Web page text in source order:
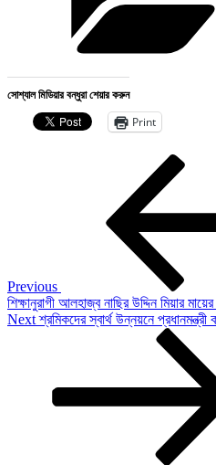
সোশ্যাল মিডিয়ার বন্ধুরা শেয়ার করুন
Print
Previous
শিক্ষানুরাগী আলহাজ্ব নাছির উদ্দিন মিয়ার
Next
Next শ্রমিকদের স্বার্থ উন্নয়নে